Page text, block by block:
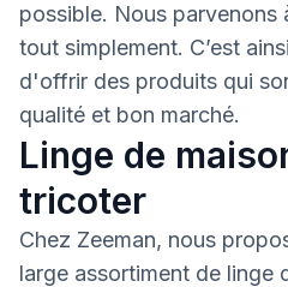
possible. Nous parvenons
tout simplement. C’est
d'offrir des produits qui
qualité et bon marché.
Linge de
tricoter
Chez Zeeman, nous
large assortiment de linge